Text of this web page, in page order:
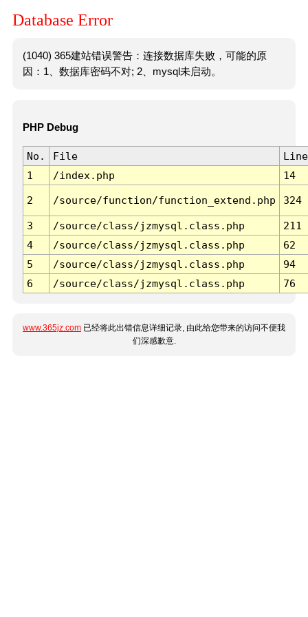
Database Error
(1040) 365建站错误警告：连接数据库失败，可能的原
因：1、数据库密码不对; 2、mysql未启动。
PHP Debug
No. File
Line
1
/index.php 14
2 /source/function/function_extend.php 324
3 /source/class/jzmysql.class.php
211
4
/source/class/jzmysql.class.php
62
5
/source/class/jzmysql.class.php
94
6
/source/class/jzmysql.class.php 76
www.365jz.com 已经将此出错信息详细记录, 由此给您带来的访问不便我
们深感歉意.